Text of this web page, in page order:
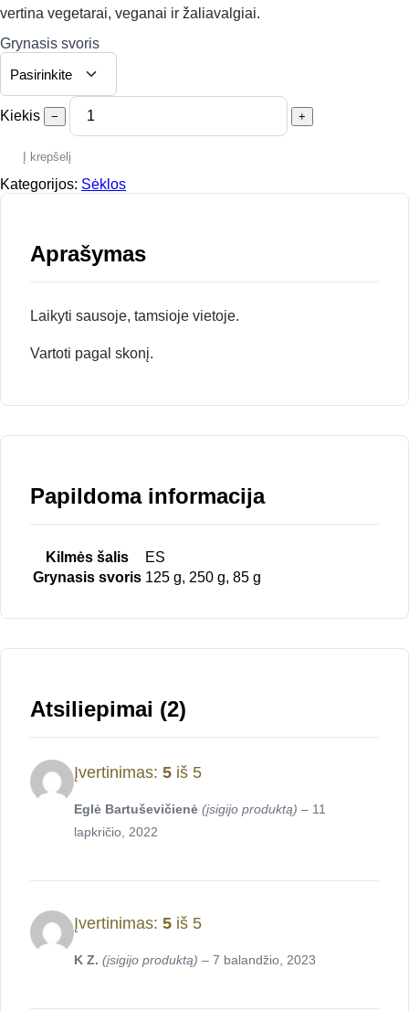
vertina vegetarai, veganai ir žaliavalgiai.
Grynasis svoris
Kiekis − +
Į krepšelį
Kategorijos: Sėklos
Aprašymas
Laikyti sausoje, tamsioje vietoje.
Vartoti pagal skonį.
Papildoma informacija
Kilmės šalis
ES
Grynasis svoris 125 g, 250 g, 85 g
Atsiliepimai (2)
Įvertinimas: 5 iš 5
Eglė Bartuševičienė (įsigijo produktą) – 11
lapkričio, 2022
Įvertinimas: 5 iš 5
K Z. (įsigijo produktą) – 7 balandžio, 2023